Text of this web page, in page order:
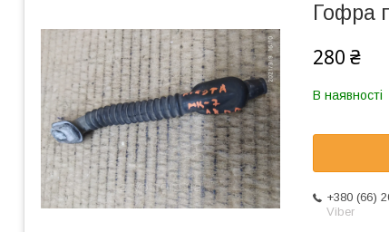
Гофра
280 ₴
В наявності
+380 (66)
Viber